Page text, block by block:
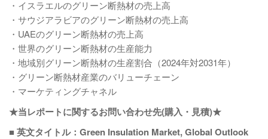
・イスラエルのグリーン断熱材の売上高
・サウジアラビアのグリーン断熱材の売上高
・UAEのグリーン断熱材の売上高
・世界のグリーン断熱材の生産能力
・地域別グリーン断熱材の生産割合（2024年対2031年）
・グリーン断熱材産業のバリューチェーン
・マーケティングチャネル
★当レポートに関するお問い合わせ先(購入・見積)★
■ 英文タイトル：Green Insulation Market, Global Outlook